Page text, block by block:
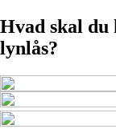
Hvad skal du
lynlås?